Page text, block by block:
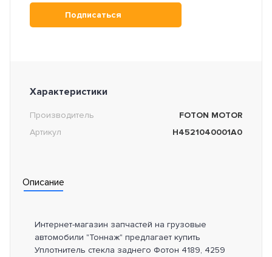
Подписаться
Характеристики
Производитель
FOTON MOTOR
Артикул
H4521040001A0
Описание
Интернет-магазин запчастей на грузовые
автомобили "Тоннаж" предлагает купить
Уплотнитель стекла заднего Фотон 4189, 4259